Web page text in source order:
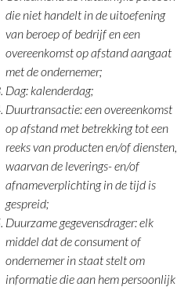
die niet handelt in de uitoefening
van beroep of bedrijf en een
overeenkomst op afstand aangaat
met de ondernemer;
Dag: kalenderdag;
Duurtransactie: een overeenkomst
op afstand met betrekking tot een
reeks van producten en/of diensten,
waarvan de leverings- en/of
afnameverplichting in de tijd is
gespreid;
Duurzame gegevensdrager: elk
middel dat de consument of
ondernemer in staat stelt om
informatie die aan hem persoonlijk